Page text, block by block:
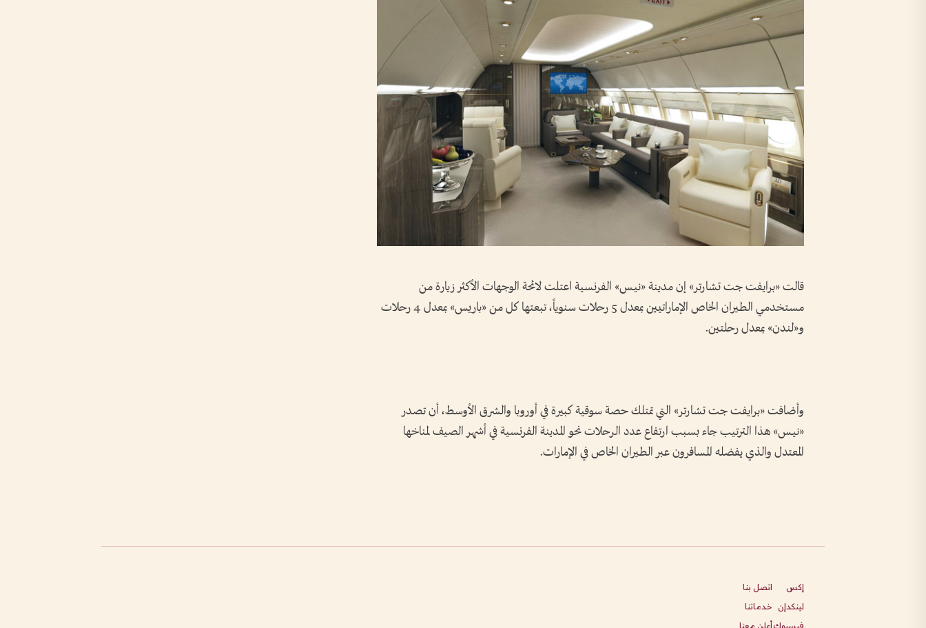
قالت «برايفت جت تشارتر» إن مدينة «نيـس» الفرنسية اعتلت لائحة الوجهات الأكثر زيارة من
مستخدمي الطيران الخاص الإماراتيين بمعدل 5 رحلات سنوياً، تبعتها كل من «باريس» بمعدل 4 رحلات
و«لندن» بمعدل رحلتين.
وأضافت «برايفت جت تشارتر» التي تمتلك حصة سوقية كبيرة في أوروبا والشرق الأوسط، أن تصدر
«نيـس» هذا الترتيب جاء بسبب ارتفاع عدد الرحلات نحو المدينة الفرنسية في أشهر الصيف لمناخها
المعتدل والذي يفضله المسافرون عبر الطيران الخاص في الإمارات.
إكس
لينكدإن
فيسبوك
اتصل بنا
خدماتنا
أعلن معنا